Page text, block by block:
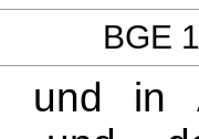
BGE
und in